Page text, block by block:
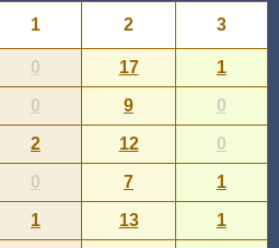
1 2 3
0 17 1
0 9 0
2 12 0
0 7 1
1 13 1